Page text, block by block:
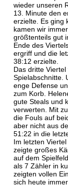
wieder unseren
13. Minute den
erzielte. Es ging
kamen wir
größtenteils gut
Ende des
ergriff und die
38:12 erzielte.
Das dritte
Spielabschnitte.
enge Defense
zum Korb.
gute Steals und
verwerten. Mit
die Fouls auf
aber nicht aus
51:22 in die
Im letzten
zeigte großes
auf dem
als 7 Zähler in
zeigten vollen
sich heute